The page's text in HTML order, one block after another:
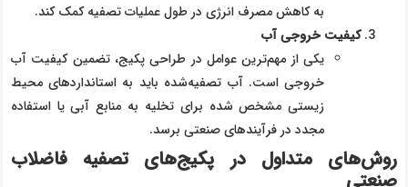
به کاهش مصرف انرژی در طول عملیات تصفیه کمک کند.
کیفیت خروجی آب
یکی از مهم‌ترین عوامل در طراحی پکیج، تضمین کیفیت آب
خروجی است. آب تصفیه‌شده باید به استانداردهای محیط
زیستی مشخص شده برای تخلیه به منابع آبی یا استفاده
مجدد در فرآیندهای صنعتی برسد.
روش‌های متداول در پکیج‌های تصفیه فاضلاب
صنعتی